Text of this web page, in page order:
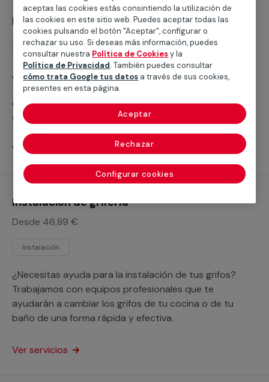
Instalación de ducha
Instalación
¿Buscas ayuda para instalar un plato de ducha?
Trabajamos con servicios cualificados profesionales
que te ayudarán a cubrir cualquier necesidad para
sustituir tu bañera por un plato de ducha o realizar la
nueva instalación de un plato de ducha.
Ver servicios
Instalación de grifería
Desde 46,89 €
Instalación
¿Necesitas ayuda para la instalación de tus grifos?
Trabajamos con equipos profesionales que te
ayudarán a cambiar los grifos de tu cocina o de tu
baño de una forma rápida y efectiva.
Ver servicios
aceptas las cookies estás consintiendo la utilización de
las cookies en este sitio web. Puedes aceptar todas las
cookies pulsando el botón "Aceptar", configurar o
rechazar su uso. Si deseas más información, puedes
consultar nuestra Política de Cookiesy la
Política de Privacidad. También puedes consultar
cómo trata Google tus datos a través de sus cookies,
presentes en esta página.
Configurar cookies
Rechazar
Aceptar